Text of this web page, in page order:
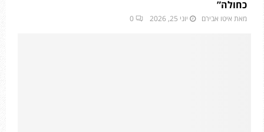
כחולה”
מאת איטו אבירם יוני 25, 2026 0